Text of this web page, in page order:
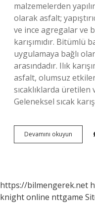
malzemelerden
olarak asfalt;
ve ince agregalar ve
karışımıdır. Bitümlü
uygulamaya bağlı
arasındadır. Ilık
asfalt, olumsuz
sıcaklıklarda
Geleneksel sıcak
Devamını okuyun
Karışımı
https://bilmengerek.net
knight online nttgame